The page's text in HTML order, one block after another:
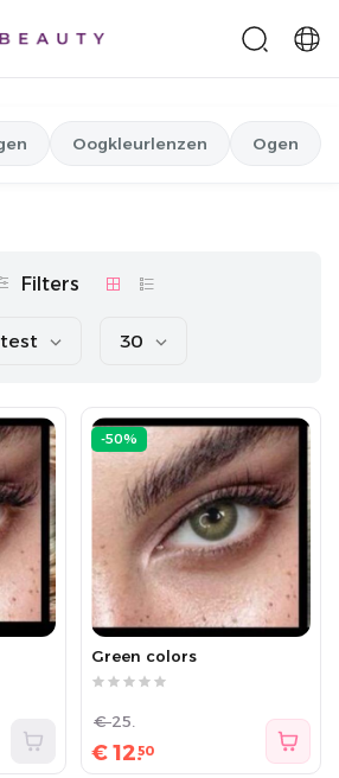
Oogkleurlenzen Ogen
Filters
30
-50%
Green colors
€12.50
€25.